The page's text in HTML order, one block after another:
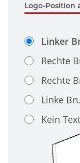
Logo-Position
Linker
Rechte
Rechte
Linke
Kein